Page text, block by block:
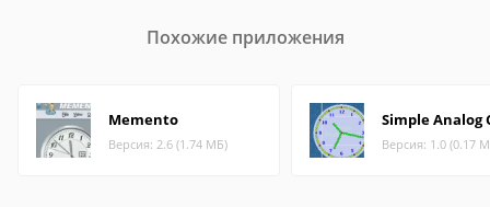
Похожие приложения
Memento
Версия: 2.6 (1.74 МБ)
Simple Analog
Версия: 1.0 (0.17